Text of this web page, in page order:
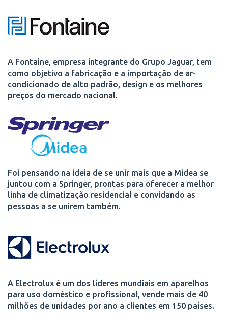
A Fontaine, empresa integrante do Grupo Jaguar, tem
como objetivo a fabricação e a importação de ar-
condicionado de alto padrão, design e os melhores
preços do mercado nacional.
Foi pensando na ideia de se unir mais que a Midea se
juntou com a Springer, prontas para oferecer a melhor
linha de climatização residencial e convidando as
pessoas a se unirem também.
A Electrolux é um dos líderes mundiais em aparelhos
para uso doméstico e profissional, vende mais de 40
milhões de unidades por ano a clientes em 150 países.